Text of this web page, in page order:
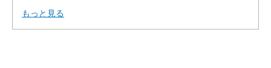
もっと見る